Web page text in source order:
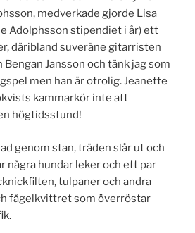
medverkade gjorde Lisa
Adolphsson stipendiet i år) ett
däribland suveräne gitarristen
Jansson och tänk jag som
men han är otrolig. Jeanette
kammarkör inte att
högtidsstund!
genom stan, träden slår ut och
några hundar leker och ett par
tulpaner och andra
fågelkvittret som överröstar